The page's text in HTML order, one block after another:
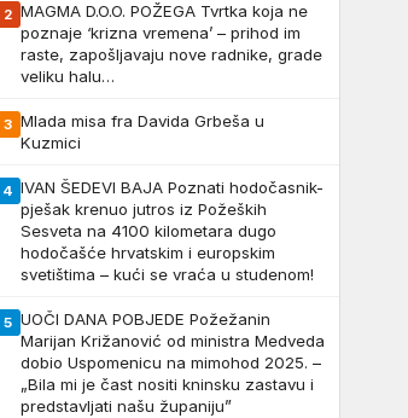
2 MAGMA D.O.O. POŽEGA Tvrtka koja ne
poznaje ‘krizna vremena’ – prihod im
raste, zapošljavaju nove radnike, grade
veliku halu…
3 Mlada misa fra Davida Grbeša u
Kuzmici
4 IVAN ŠEDEVI BAJA Poznati hodočasnik-
pješak krenuo jutros iz Požeških
Sesveta na 4100 kilometara dugo
hodočašće hrvatskim i europskim
svetištima – kući se vraća u studenom!
5 UOČI DANA POBJEDE Požežanin
Marijan Križanović od ministra Medveda
dobio Uspomenicu na mimohod 2025. –
„Bila mi je čast nositi kninsku zastavu i
predstavljati našu županiju”